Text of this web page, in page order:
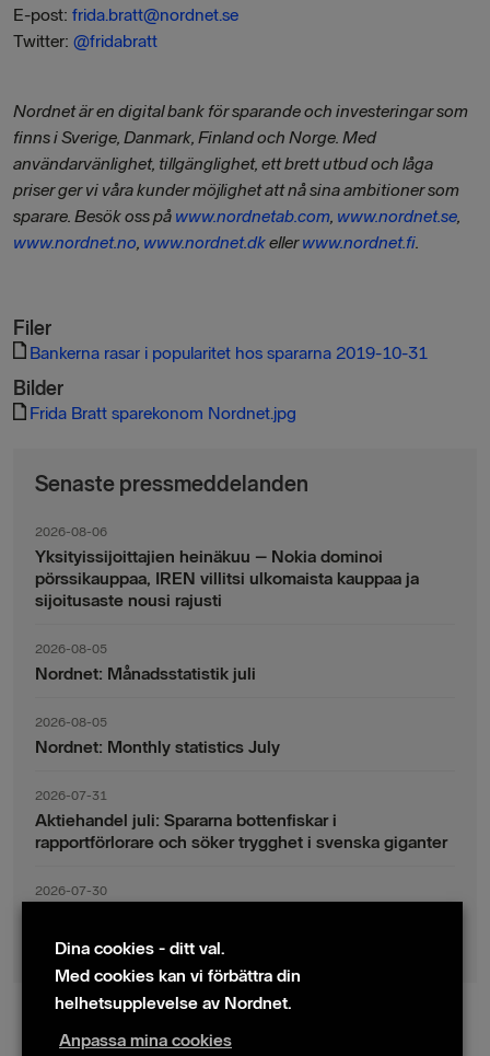
E-post: frida.bratt@nordnet.se
Twitter: @fridabratt
Nordnet är en digital bank för sparande och investeringar som
finns i Sverige, Danmark, Finland och Norge. Med
användarvänlighet, tillgänglighet, ett brett utbud och låga
priser ger vi våra kunder möjlighet att nå sina ambitioner som
sparare. Besök oss på www.nordnetab.com, www.nordnet.se,
www.nordnet.no, www.nordnet.dkellerwww.nordnet.fi.
Filer
Bankerna rasar i popularitet hos spararna 2019-10-31
Bilder
Frida Bratt sparekonom Nordnet.jpg
Senaste pressmeddelanden
2026-08-06
Yksityissijoittajien heinäkuu – Nokia dominoi
pörssikauppaa, IREN villitsi ulkomaista kauppaa ja
sijoitusaste nousi rajusti
2026-08-05
Nordnet: Månadsstatistik juli
2026-08-05
Nordnet: Monthly statistics July
2026-07-31
Aktiehandel juli: Spararna bottenfiskar i
rapportförlorare och söker trygghet i svenska giganter
2026-07-30
indexsparandet ligger fast
© 2024 Nordnet AB (publ)
Dina cookies - ditt val.
Med cookies kan vi förbättra din
helhetsupplevelse av Nordnet.
Anpassa mina cookies